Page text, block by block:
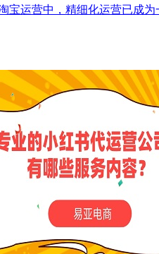
宝运营中，精细化运营已成